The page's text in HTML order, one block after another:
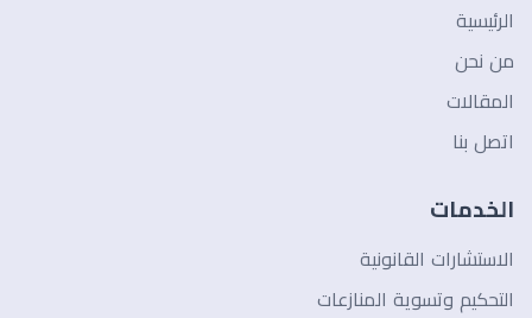
الرئيسية
من نحن
المقالات
اتصل بنا
الخدمات
الاستشارات القانونية
التحكيم وتسوية المنازعات